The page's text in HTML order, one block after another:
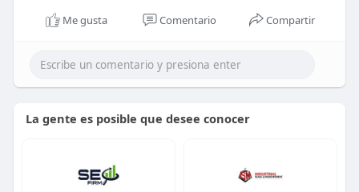
Me gusta Comentario Compartir
La gente es posible que desee conocer